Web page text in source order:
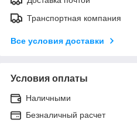
Транспортная компания
Все условия доставки
Условия оплаты
Наличными
Безналичный расчет